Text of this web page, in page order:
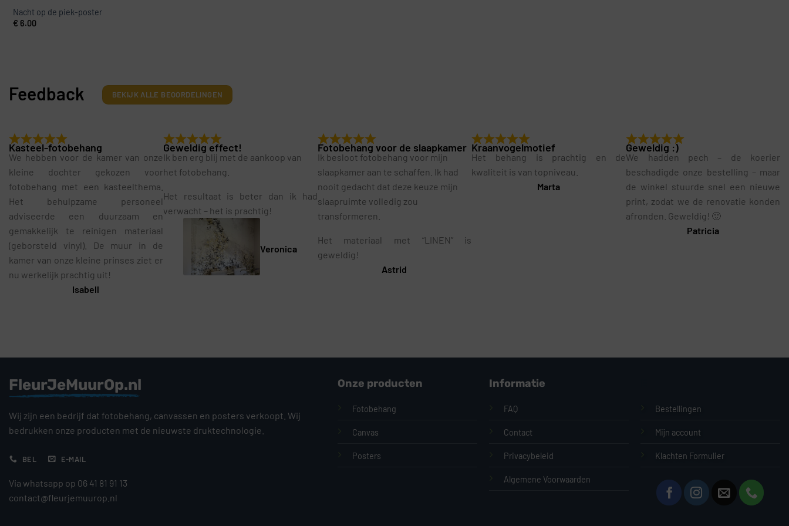
Nacht op de piek-poster
€ 6.00
Feedback BEKIJK ALLE BEOORDELINGEN
Kasteel-fotobehang
We hebben voor de kamer van onze
kleine dochter gekozen voor
fotobehang met een kasteelthema.
Het behulpzame personeel
adviseerde een duurzaam en
gemakkelijk te reinigen materiaal
(geborsteld vinyl). De muur in de
kamer van onze kleine prinses ziet er
nu werkelijk prachtig uit!
Isabell
Geweldig effect!
Ik ben erg blij met de aankoop van
het fotobehang.
Het resultaat is beter dan ik had
verwacht – het is prachtig!
Veronica
Fotobehang voor de slaapkamer
Ik besloot fotobehang voor mijn
slaapkamer aan te schaffen. Ik had
nooit gedacht dat deze keuze mijn
slaapruimte volledig zou
transformeren.
Het materiaal met “LINEN” is
geweldig!
Astrid
Kraanvogelmotief
Het behang is prachtig en de
kwaliteit is van topniveau.
Marta
Geweldig :)
We hadden pech – de koerier
beschadigde onze bestelling – maar
de winkel stuurde snel een nieuwe
print, zodat we de renovatie konden
afronden. Geweldig! 🙂
Patricia
FleurJeMuurOp.nl
Wij zijn een bedrijf dat fotobehang, canvassen en posters verkoopt. Wij
bedrukken onze producten met de nieuwste druktechnologie.
BEL E-MAIL
Via whatsapp op 06 41 81 91 13
contact@fleurjemuurop.nl
Onze producten
Fotobehang
Canvas
Posters
Informatie
FAQ
Contact
Privacybeleid
Algemene Voorwaarden
Bestellingen
Mijn account
Klachten Formulier